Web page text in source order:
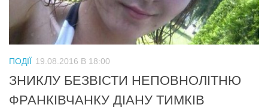
ПОДІЇ 19.08.2016 В 18:00
ЗНИКЛУ БЕЗВІСТИ НЕПОВНОЛІТНЮ
ФРАНКІВЧАНКУ ДІАНУ ТИМКІВ